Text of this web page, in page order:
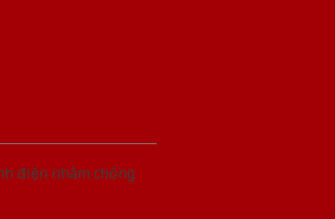
điện nhằm chống